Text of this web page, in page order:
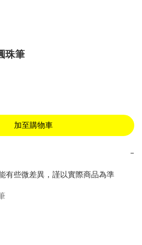
珠筆
加至購物車
−
有些微差異，謹以實際商品為準